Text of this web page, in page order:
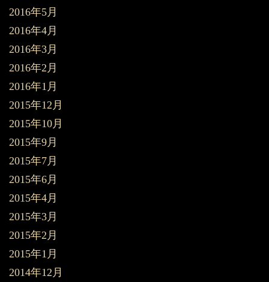
2016年5月
2016年4月
2016年3月
2016年2月
2016年1月
2015年12月
2015年10月
2015年9月
2015年7月
2015年6月
2015年4月
2015年3月
2015年2月
2015年1月
2014年12月